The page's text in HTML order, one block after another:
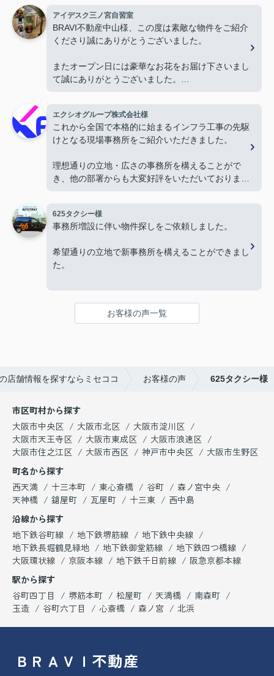
アイデスク三ノ宮自習室
BRAVI不動産中山様、この度は素敵な物件をご紹介
くださり誠にありがとうございました。
またオープン日には豪華なお花をお届け下さいまし
て誠にありがとうございました。
心より感謝申し上げます。
今後ともよろしくお願いします。
エクシオグループ株式会社様
これから全国で本格的に始まるインフラ工事の先駆
けとなる現場事務所をご紹介いただきました。
理想通りの立地・広さの事務所を構えることがで
き、他の部署からも大変好評をいただいておりま
今後とも物件探しの際はよろしくお願いします。
625タクシー様
事務所増設に伴い物件探しをご依頼しました。
希望通りの立地で新事務所を構えることができまし
た。
お客様の声一覧
店舗情報を探すならミセココ お客様の声 625タクシー様
市区町村から探す
大阪市中央区
大阪市北区
大阪市淀川区
大阪市天王寺区
大阪市東成区
大阪市浪速区
大阪市住之江区
大阪市西区 神戸市中央区
大阪市生野区
町名から探す
西天満
十三本町 東心斎橋 谷町
森ノ宮中央
天神橋
鎗屋町 瓦屋町 十三東
西中島
沿線から探す
地下鉄谷町線
地下鉄堺筋線
地下鉄中央線
地下鉄長堀鶴見緑地
地下鉄御堂筋線
地下鉄四つ橋線
大阪環状線
京阪本線 地下鉄千日前線
阪急京都本線
駅から探す
谷町四丁目
堺筋本町 松屋町 天満橋
南森町
玉造
谷町六丁目 心斎橋 森ノ宮 北浜
ＢＲＡＶＩ不動産